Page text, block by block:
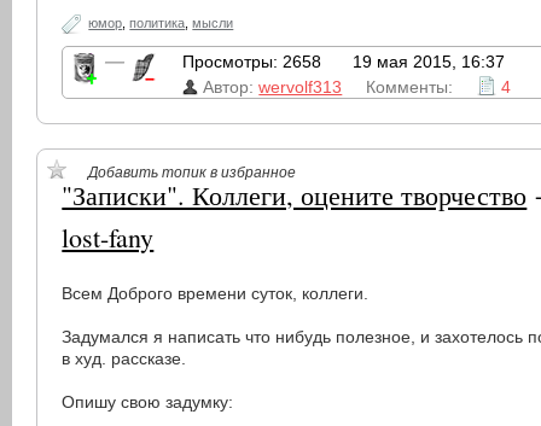
юмор ,политика ,мысли
— Просмотры: 2658
19 мая 2015, 16:37
Автор:wervolf313 Комменты: 4
Добавить топик в избранное
"Записки". Коллеги, оцените творчество
lost-fany
Всем Доброго времени суток, коллеги.
Задумался я написать что нибудь полезное, и захотелось
в худ. рассказе.
Опишу свою задумку: